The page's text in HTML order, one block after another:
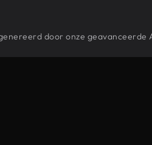
door onze geavanceerde